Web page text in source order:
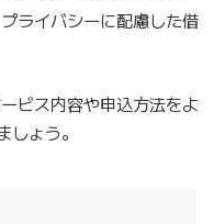
ライバシーに配慮した借
ビス内容や申込方法をよ
ょう。